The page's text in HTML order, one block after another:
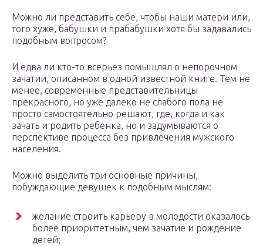
Можно ли представить себе, чтобы наши матери или,
того хуже, бабушки и прабабушки хотя бы задавались
подобным вопросом?
И едва ли кто-то всерьез помышлял о непорочном
зачатии, описанном в одной известной книге. Тем не
менее, современные представительницы
прекрасного, но уже далеко не слабого пола не
просто самостоятельно решают, где, когда и как
зачать и родить ребенка, но и задумываются о
перспективе процесса без привлечения мужского
населения.
Можно выделить три основные причины,
побуждающие девушек к подобным мыслям:
желание строить карьеру в молодости оказалось
более приоритетным, чем зачатие и рождение
детей;